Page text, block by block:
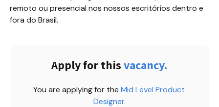
remoto ou presencial nos nossos escritórios dentro e
fora do Brasil.
Apply for thisvacancy.
You are applying for the Mid Level Product
Designer.